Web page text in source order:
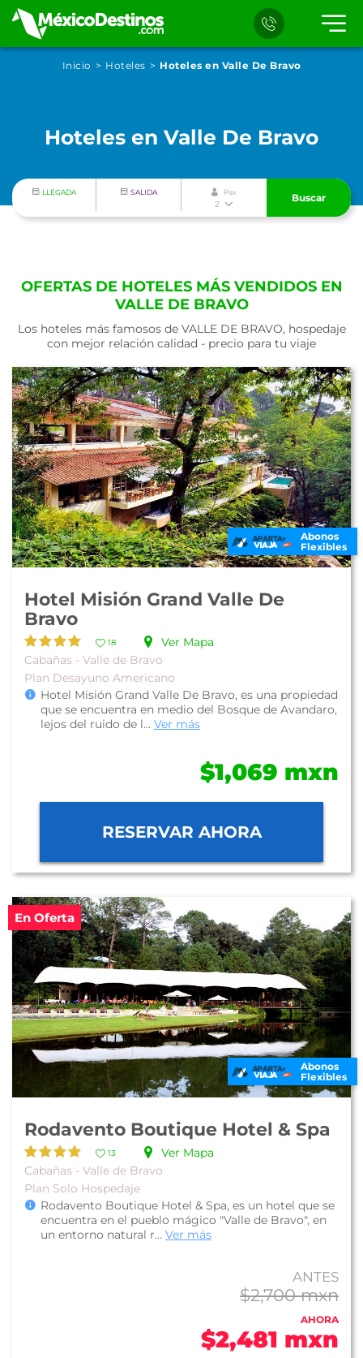
Inicio Hoteles Hoteles en Valle De Bravo
Hoteles en Valle De Bravo
LLEGADA SALIDA Pax
2
Buscar
OFERTAS DE HOTELES MÁS VENDIDOS EN
VALLE DE BRAVO
Los hoteles más famosos de VALLE DE BRAVO, hospedaje
con mejor relación calidad - precio para tu viaje
Abonos
Flexibles
Hotel Misión Grand Valle De
Bravo
18
Ver Mapa
Cabañas - Valle de Bravo
Plan Desayuno Americano
Hotel Misión Grand Valle De Bravo, es una propiedad
que se encuentra en medio del Bosque de Avandaro,
lejos del ruido de l... Ver más
$1,069 mxn
RESERVAR AHORA
En Oferta
Abonos
Flexibles
Rodavento Boutique Hotel & Spa
13
Ver Mapa
Cabañas - Valle de Bravo
Plan Solo Hospedaje
Rodavento Boutique Hotel & Spa, es un hotel que se
encuentra en el pueblo mágico "Valle de Bravo", en
un entorno natural r... Ver más
ANTES
$2,700 mxn
AHORA
$2,481 mxn